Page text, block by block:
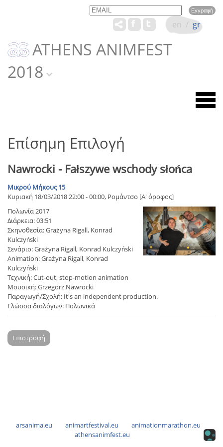
Email Name
ATHENS ANIMFEST
2018
en / gr
Επίσημη Επιλογή
Nawrocki - Fałszywe wschody słońca
Μικρού Μήκους 15
Κυριακή 18/03/2018 22:00 - 00:00, Ρομάντσο [Α' όροφος]
Πολωνία 2017
Διάρκεια: 03:51
Σκηνοθεσία: Grażyna Rigall, Konrad
Kulczyński
Σενάριο: Grażyna Rigall, Konrad Kulczyński
Animation: Grażyna Rigall, Konrad
Kulczyński
Τεχνική: Cut-out, stop-motion animation
Μουσική: Grzegorz Nawrocki
Παραγωγή/Σχολή: It's an independent production.
Γλώσσα διαλόγων: Πολωνικά
Επιστροφή
arsanima.eu animartfestival.eu
animationmarathon.eu
athensanimfest.eu